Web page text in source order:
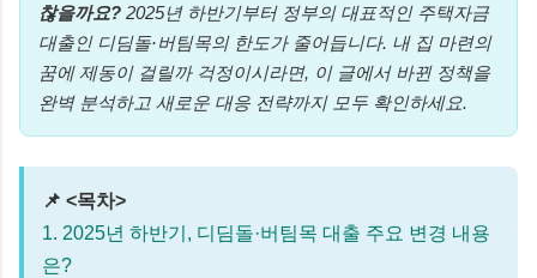
찮을까요? 2025년 하반기부터 정부의 대표적인 주택자금
대출인 디딤돌·버팀목의 한도가 줄어듭니다. 내 집 마련의
꿈에 제동이 걸릴까 걱정이시라면, 이 글에서 바뀐 정책을
완벽 분석하고 새로운 대응 전략까지 모두 확인하세요.
📌 <목차>
1. 2025년 하반기, 디딤돌·버팀목 대출 주요 변경 내용
은?